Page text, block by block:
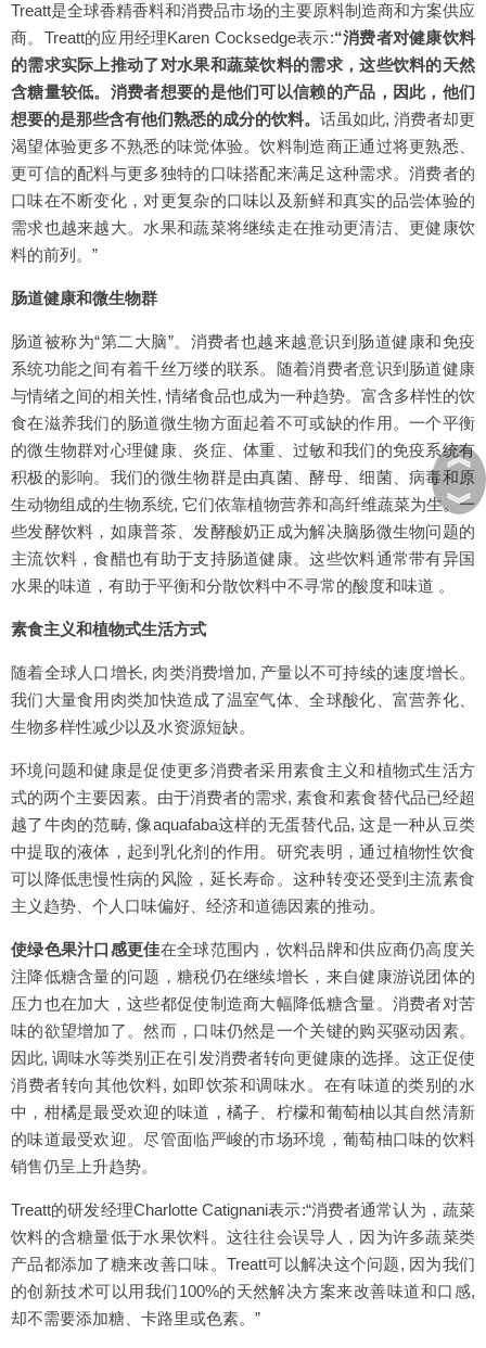
Treatt是全球香精香料和消费品市场的主要原料制造商和方案供应
商。Treatt的应用经理Karen Cocksedge表示:“消费者对健康饮料
的需求实际上推动了对水果和蔬菜饮料的需求，这些饮料的天然
含糖量较低。消费者想要的是他们可以信赖的产品，因此，他们
想要的是那些含有他们熟悉的成分的饮料。 话虽如此, 消费者却更
渴望体验更多不熟悉的味觉体验。饮料制造商正通过将更熟悉、
更可信的配料与更多独特的口味搭配来满足这种需求。消费者的
口味在不断变化，对更复杂的口味以及新鲜和真实的品尝体验的
需求也越来越大。水果和蔬菜将继续走在推动更清洁、更健康饮
料的前列。”
肠道健康和微生物群
肠道被称为“第二大脑”。消费者也越来越意识到肠道健康和免疫
系统功能之间有着千丝万缕的联系。随着消费者意识到肠道健康
与情绪之间的相关性, 情绪食品也成为一种趋势。富含多样性的饮
食在滋养我们的肠道微生物方面起着不可或缺的作用。一个平衡
的微生物群对心理健康、炎症、体重、过敏和我们的免疫系统有
积极的影响。我们的微生物群是由真菌、酵母、细菌、病毒和原
生动物组成的生物系统, 它们依靠植物营养和高纤维蔬菜为生。一
些发酵饮料，如康普茶、发酵酸奶正成为解决脑肠微生物问题的
主流饮料，食醋也有助于支持肠道健康。这些饮料通常带有异国
水果的味道，有助于平衡和分散饮料中不寻常的酸度和味道 。
素食主义和植物式生活方式
随着全球人口增长, 肉类消费增加, 产量以不可持续的速度增长。
我们大量食用肉类加快造成了温室气体、全球酸化、富营养化、
生物多样性减少以及水资源短缺。
环境问题和健康是促使更多消费者采用素食主义和植物式生活方
式的两个主要因素。由于消费者的需求, 素食和素食替代品已经超
越了牛肉的范畴, 像aquafaba这样的无蛋替代品, 这是一种从豆类
中提取的液体，起到乳化剂的作用。研究表明，通过植物性饮食
可以降低患慢性病的风险，延长寿命。这种转变还受到主流素食
主义趋势、个人口味偏好、经济和道德因素的推动。
使绿色果汁口感更佳在全球范围内，饮料品牌和供应商仍高度关
注降低糖含量的问题，糖税仍在继续增长，来自健康游说团体的
压力也在加大，这些都促使制造商大幅降低糖含量。消费者对苦
味的欲望增加了。然而，口味仍然是一个关键的购买驱动因素。
因此, 调味水等类别正在引发消费者转向更健康的选择。这正促使
消费者转向其他饮料, 如即饮茶和调味水。在有味道的类别的水
中，柑橘是最受欢迎的味道，橘子、柠檬和葡萄柚以其自然清新
的味道最受欢迎。尽管面临严峻的市场环境，葡萄柚口味的饮料
销售仍呈上升趋势。
Treatt的研发经理Charlotte Catignani表示:“消费者通常认为，蔬菜
饮料的含糖量低于水果饮料。这往往会误导人，因为许多蔬菜类
产品都添加了糖来改善口味。Treatt可以解决这个问题, 因为我们
的创新技术可以用我们100%的天然解决方案来改善味道和口感,
却不需要添加糖、卡路里或色素。”
︽
︾